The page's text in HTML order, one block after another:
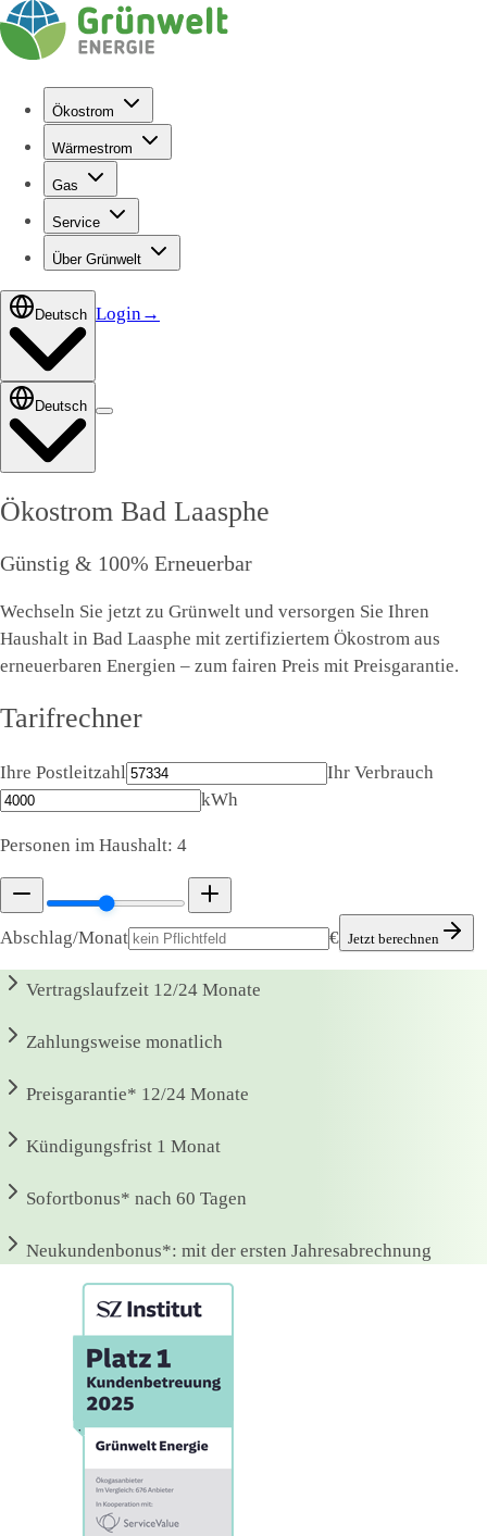
Ökostrom
Wärmestrom
Gas
Service
Über Grünwelt
Deutsch Login→
Deutsch
Ökostrom Bad Laasphe
Günstig & 100% Erneuerbar
Wechseln Sie jetzt zu Grünwelt und versorgen Sie Ihren
Haushalt in Bad Laasphe mit zertifiziertem Ökostrom aus
erneuerbaren Energien – zum fairen Preis mit Preisgarantie.
Tarifrechner
Ihre Postleitzahl
Ihr Verbrauch
kWh
Personen im Haushalt: 4
Abschlag/Monat € Jetzt berechnen
Vertragslaufzeit 12/24 Monate
Zahlungsweise monatlich
Preisgarantie* 12/24 Monate
Kündigungsfrist 1 Monat
Sofortbonus* nach 60 Tagen
Neukundenbonus*: mit der ersten Jahresabrechnung